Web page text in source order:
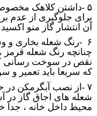
توزیع واکسن
حسابداری
دبیرخانه
درآمد
کارپردازی
کارگزینی
۵ -داشتن کلاهک
برای جلوگیری از عدم
آن انتشار گاز منو
۶ -رنگ شعله بخاری و
چنانچه رنگ شعله قرمز
نقص در سوخت رسانی
که سریعا باید تعمیر
۷ - از نصب آبگرمکن
شعله های اجاق گاز در
محیط داخل خانه ، جدا